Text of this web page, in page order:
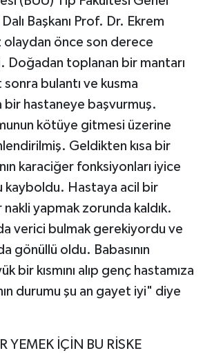
Başkanı Prof. Dr. Ekrem
olaydan önce son derece
Doğadan toplanan bir mantarı
bulantı ve kusma
bir hastaneye başvurmuş.
kötüye gitmesi üzerine
Geldikten kısa bir
karaciğer fonksiyonları iyice
kayboldu. Hastaya acil bir
yapmak zorunda kaldık.
verici bulmak gerekiyordu ve
gönüllü oldu. Babasının
bir kısmını alıp genç hastamıza
durumu şu an gayet iyi" diye
YEMEK İÇİN BU RİSKE